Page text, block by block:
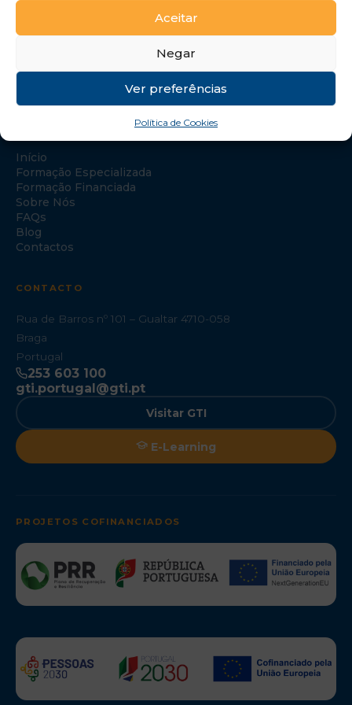
Aceitar
Negar
Ver preferências
Política de Cookies
Início
Formação Especializada
Formação Financiada
Sobre Nós
FAQs
Blog
Contactos
CONTACTO
Rua de Barros nº 101 – Gualtar 4710-058
Braga
Portugal
253 603 100
gti.portugal@gti.pt
Visitar GTI
E-Learning
PROJETOS COFINANCIADOS